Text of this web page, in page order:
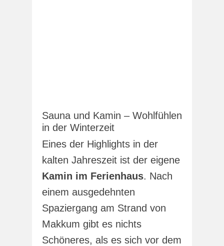
Sauna und Kamin – Wohlfühlen
in der Winterzeit
Eines der Highlights in der
kalten Jahreszeit ist der eigene
Kamin im Ferienhaus. Nach
einem ausgedehnten
Spaziergang am Strand von
Makkum gibt es nichts
Schöneres, als es sich vor dem